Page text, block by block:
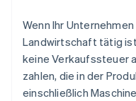
Wenn Ihr
Landwirtschaft tätig
keine Verkaufssteuer
zahlen, die in der
einschließlich